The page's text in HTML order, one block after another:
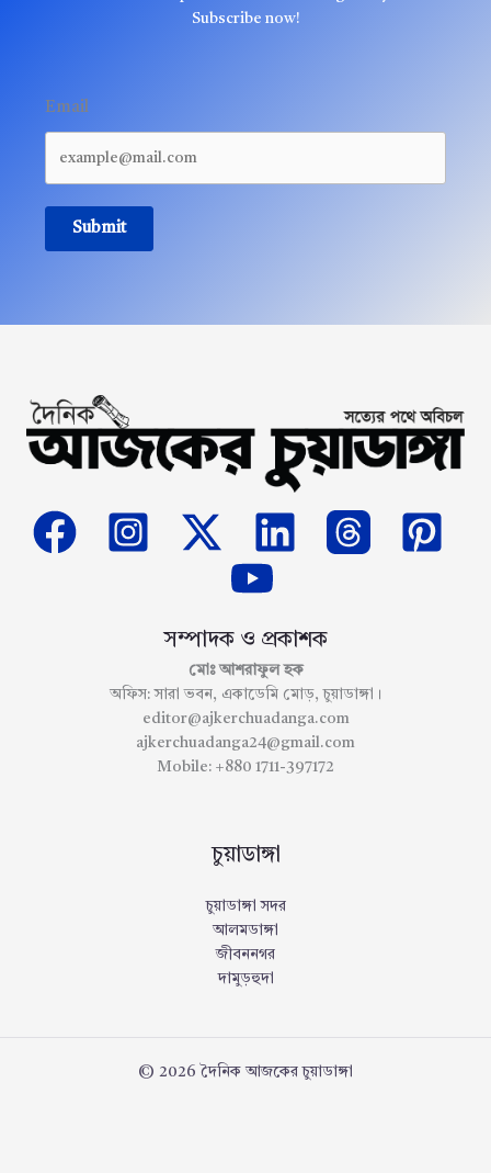
Subscribe now!
Email
Submit
সম্পাদক ও প্রকাশক
মোঃ আশরাফুল হক
অফিস: সারা ভবন, একাডেমি মোড়, চুয়াডাঙ্গা।
editor@ajkerchuadanga.com
ajkerchuadanga24@gmail.com
Mobile: +880 1711-397172
চুয়াডাঙ্গা
চুয়াডাঙ্গা সদর
আলমডাঙ্গা
জীবননগর
দামুড়হুদা
© 2026 দৈনিক আজকের চুয়াডাঙ্গা